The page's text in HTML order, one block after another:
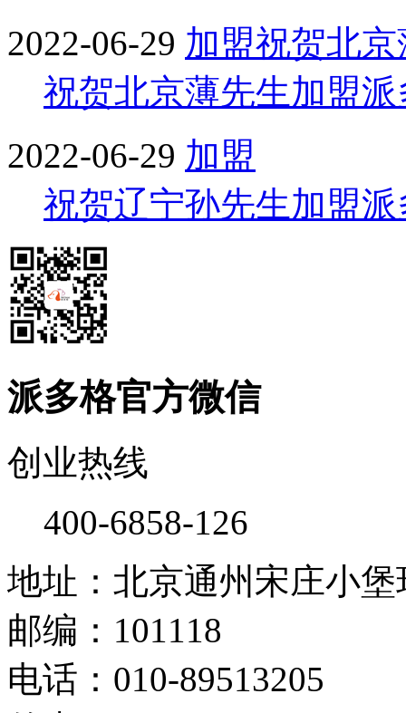
2022-06-29 加盟祝贺北
祝贺北京薄先生加盟
2022-06-29 加盟
祝贺辽宁孙先生加盟
派多格官方微信
创业热线
400-6858-126
地址：北京通州宋庄小
邮编：101118
电话：010-89513205